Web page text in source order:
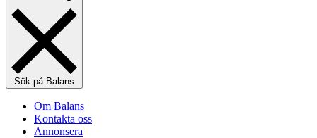
Sök på Balans
Om Balans
Kontakta oss
Annonsera